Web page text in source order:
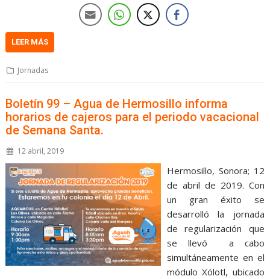
LEER MÁS
Jornadas
Boletín 99 – Agua de Hermosillo informa
horarios de cajeros para el periodo vacacional
de Semana Santa.
12 abril, 2019
Hermosillo, Sonora; 12
de abril de 2019. Con
un gran éxito se
desarrolló la jornada
de regularización que
se llevó a cabo
simultáneamente en el
módulo Xólotl, ubicado